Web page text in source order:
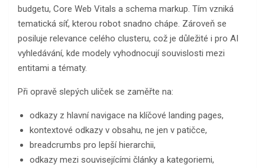
budgetu, Core Web Vitals a schema markup. Tím vzniká
tematická síť, kterou robot snadno chápe. Zároveň se
posiluje relevance celého clusteru, což je důležité i pro AI
vyhledávání, kde modely vyhodnocují souvislosti mezi
entitami a tématy.
Při opravě slepých uliček se zaměřte na:
odkazy z hlavní navigace na klíčové landing pages,
kontextové odkazy v obsahu, ne jen v patičce,
breadcrumbs pro lepší hierarchii,
odkazy mezi souvisejícími články a kategoriemi,